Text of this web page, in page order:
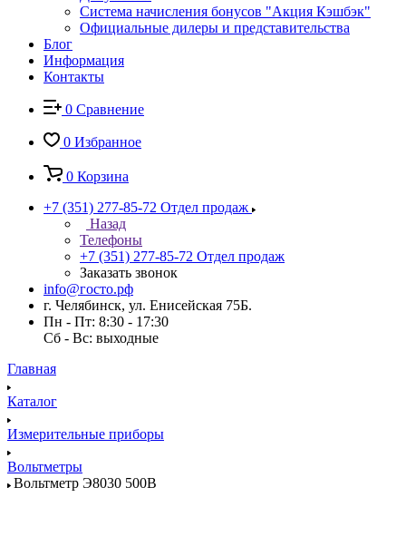
Система начисления бонусов "Акция Кэшбэк"
Официальные дилеры и представительства
Блог
Информация
Контакты
0 Сравнение
0 Избранное
0 Корзина
+7 (351) 277-85-72 Отдел продаж
Назад
Телефоны
+7 (351) 277-85-72 Отдел продаж
Заказать звонок
info@госто.рф
г. Челябинск, ул. Енисейская 75Б.
Пн - Пт: 8:30 - 17:30
Сб - Вс: выходные
Главная
Каталог
Измерительные приборы
Вольтметры
Вольтметр Э8030 500В